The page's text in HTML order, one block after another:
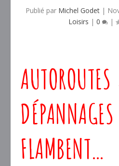
Publié par Michel Godet |
Loisirs | 0 |
DÉPANNAGES
FLAMBENT…